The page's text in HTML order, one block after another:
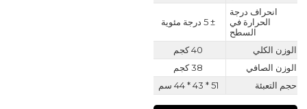
انحراف درجة
الحرارة في
السطح
± 5 درجة مئوية
الوزن الكلي
40 كجم
الوزن الصافي
38 كجم
حجم التعبئة
51 * 43 * 44 سم